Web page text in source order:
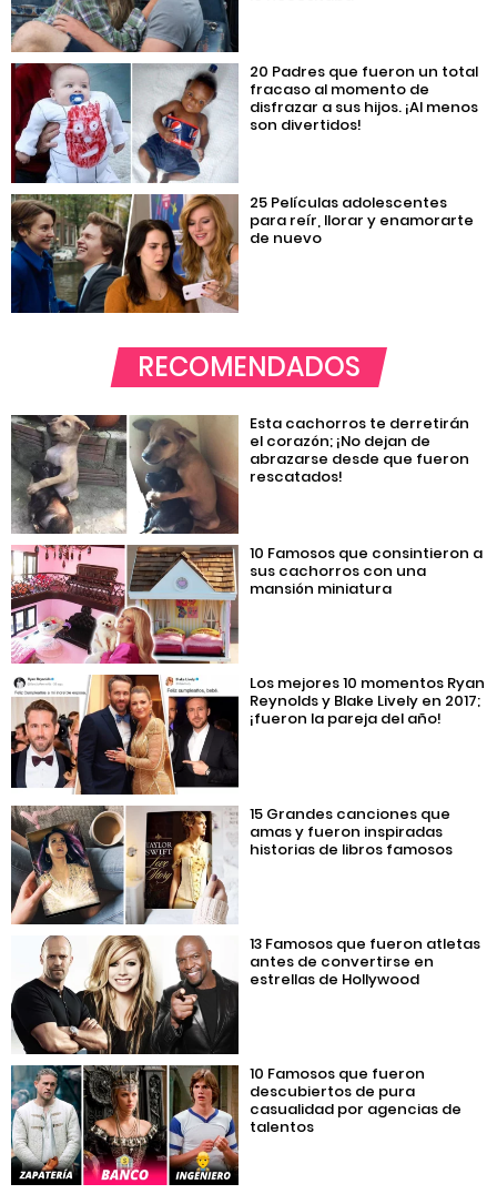
20 Padres que fueron un total
fracaso al momento de
disfrazar a sus hijos. ¡Al menos
son divertidos!
25 Películas adolescentes
para reír, llorar y enamorarte
de nuevo
RECOMENDADOS
Esta cachorros te derretirán
el corazón; ¡No dejan de
abrazarse desde que fueron
rescatados!
10 Famosos que consintieron a
sus cachorros con una
mansión miniatura
Los mejores 10 momentos Ryan
Reynolds y Blake Lively en 2017;
¡fueron la pareja del año!
15 Grandes canciones que
amas y fueron inspiradas
historias de libros famosos
13 Famosos que fueron atletas
antes de convertirse en
estrellas de Hollywood
10 Famosos que fueron
descubiertos de pura
casualidad por agencias de
talentos